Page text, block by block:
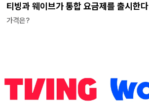
티빙과 웨이브가 통합 요금제를 출시한다
가격은?